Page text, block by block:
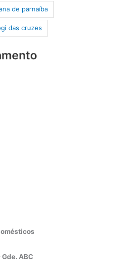
de parnaíba
das cruzes
ABC